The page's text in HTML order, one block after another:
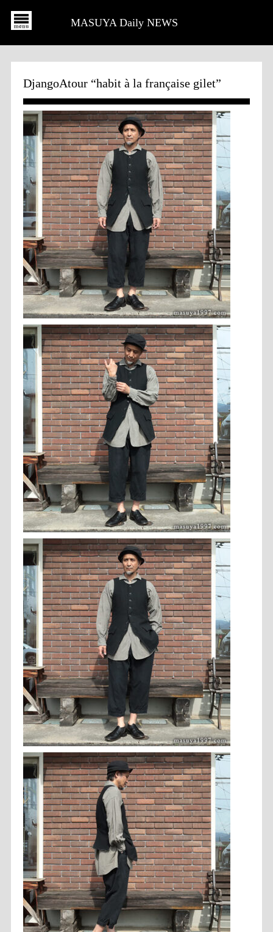
MASUYA Daily NEWS
DjangoAtour “habit à la française gilet”